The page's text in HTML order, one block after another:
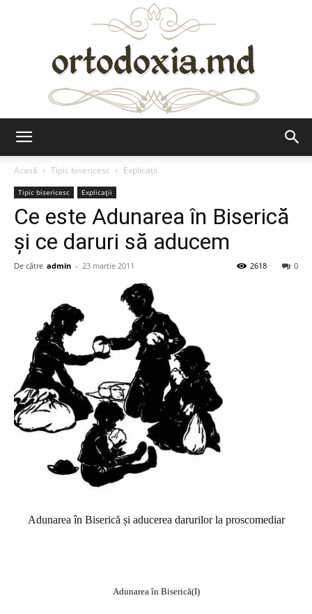
Acasă
Tipic bisericesc Explicații
Tipic bisericesc Explicații
Ce este Adunarea în Biserică
și ce daruri să aducem
De către admin - 23 martie 2011 0
2618
Adunarea în Biserică și aducerea darurilor la proscomediar
Adunarea în Biserică(I)